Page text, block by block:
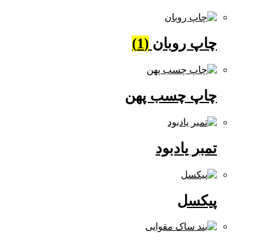
چاپ روبان(1)
چاپ چسب پهن
تمبر یادبود